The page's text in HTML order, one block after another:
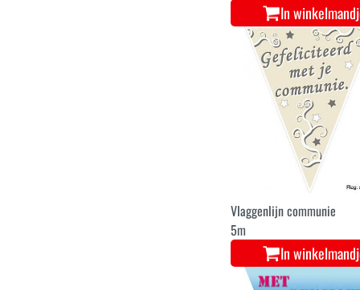
In
Vlaggenlijn communie
5m
In